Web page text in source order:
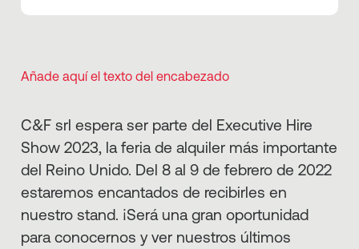
Añade aquí el texto del encabezado
C&F srl espera ser parte del Executive Hire
Show 2023, la feria de alquiler más importante
del Reino Unido. Del 8 al 9 de febrero de 2022
estaremos encantados de recibirles en
nuestro stand. ¡Será una gran oportunidad
para conocernos y ver nuestros últimos